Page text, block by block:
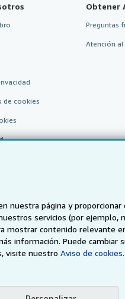
nuestra página y
servicios (por ejemplo,
mostrar contenido relevante
información. Puede
visite nuestroAviso de cookies.
de cookies
Obtener
Preguntas
Atención al
AbeBooks.it